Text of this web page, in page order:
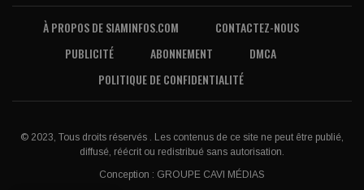
À PROPOS DE SIAMINFOS.COM
CONTACTEZ-NOUS
PUBLICITÉ
ABONNEMENT
DMCA
POLITIQUE DE CONFIDENTIALITÉ
© 2023, Tous droits réservés . Les contenus de ce site ne peut être publié,
diffusé, réécrit ou redistribué sans autorisation.
Conception : GROUPE CAVI MÉDIAS